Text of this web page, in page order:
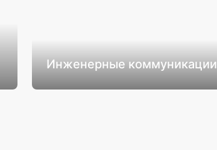
Инженерные коммуникации